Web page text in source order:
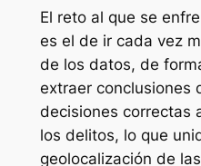
El reto al que se
es el de ir cada vez
de los datos, de
extraer conclusiones
decisiones correctas
los delitos, lo que
geolocalización de